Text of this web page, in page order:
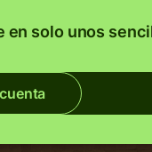
en solo unos